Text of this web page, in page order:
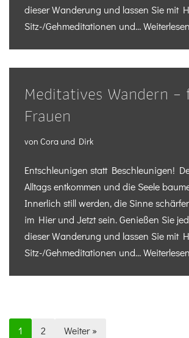
dieser Wanderung und lassen Sie mit
Sitz-/Gehmeditationen und…
Meditatives Wandern –
Frauen
von Cora und Dirk
Entschleunigen statt Beschleunigen!
Alltags entkommen und die Seele
Innerlich still werden, die Sinne
im Hier und Jetzt sein. Genießen Sie
dieser Wanderung und lassen Sie mit
Sitz-/Gehmeditationen und…
1 2 Weiter »